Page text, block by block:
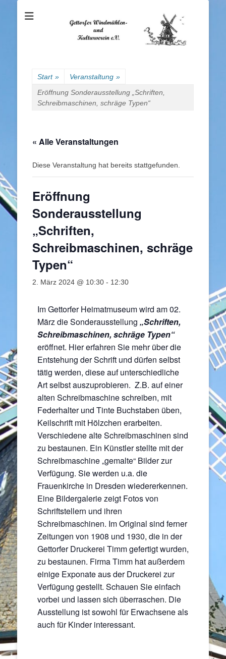
Gettorfer
Windmühlen- und
Kulturverein e.V.
Start » Veranstaltung »
Eröffnung Sonderausstellung „Schriften,
Schreibmaschinen, schräge Typen“
« Alle Veranstaltungen
Diese Veranstaltung hat bereits stattgefunden.
Eröffnung
Sonderausstellung
„Schriften,
Schreibmaschinen, schräge
Typen“
2. März 2024 @ 10:30 - 12:30
Im Gettorfer Heimatmuseum wird am 02.
März die Sonderausstellung „Schriften,
Schreibmaschinen, schräge Typen“
eröffnet. Hier erfahren Sie mehr über die
Entstehung der Schrift und dürfen selbst
tätig werden, diese auf unterschiedliche
Art selbst auszuprobieren. Z.B. auf einer
alten Schreibmaschine schreiben, mit
Federhalter und Tinte Buchstaben üben,
Keilschrift mit Hölzchen erarbeiten.
Verschiedene alte Schreibmaschinen sind
zu bestaunen. Ein Künstler stellte mit der
Schreibmaschine „gemalte“ Bilder zur
Verfügung. Sie werden u.a. die
Frauenkirche in Dresden wiedererkennen.
Eine Bildergalerie zeigt Fotos von
Schriftstellern und ihren
Schreibmaschinen. Im Original sind ferner
Zeitungen von 1908 und 1930, die in der
Gettorfer Druckerei Timm gefertigt wurden,
zu bestaunen. Firma Timm hat außerdem
einige Exponate aus der Druckerei zur
Verfügung gestellt. Schauen Sie einfach
vorbei und lassen sich überraschen. Die
Ausstellung ist sowohl für Erwachsene als
auch für Kinder interessant.